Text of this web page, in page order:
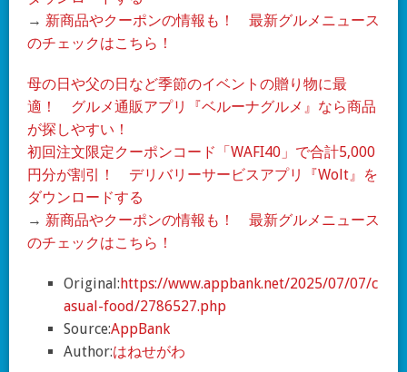
→ 新商品やクーポンの情報も！ 最新グルメニュース
のチェックはこちら！
母の日や父の日など季節のイベントの贈り物に最
適！ グルメ通販アプリ『ベルーナグルメ』なら商品
が探しやすい！
初回注文限定クーポンコード「WAFI40」で合計5,000
円分が割引！ デリバリーサービスアプリ『Wolt』を
ダウンロードする
→ 新商品やクーポンの情報も！ 最新グルメニュース
のチェックはこちら！
Original:https://www.appbank.net/2025/07/07/c
asual-food/2786527.php
Source:AppBank
Author:はねせがわ